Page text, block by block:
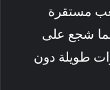
مستقرة
مما شجع على
طويلة دون